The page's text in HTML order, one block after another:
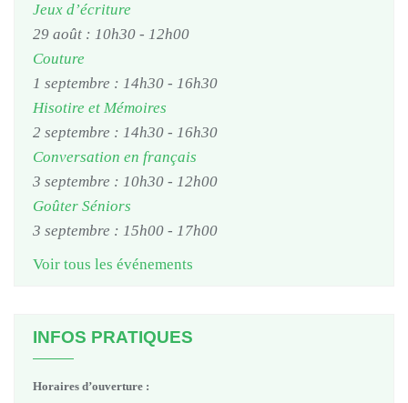
Jeux d’écriture
29 août : 10h30 - 12h00
Couture
1 septembre : 14h30 - 16h30
Hisotire et Mémoires
2 septembre : 14h30 - 16h30
Conversation en français
3 septembre : 10h30 - 12h00
Goûter Séniors
3 septembre : 15h00 - 17h00
Voir tous les événements
INFOS PRATIQUES
Horaires d’ouverture :